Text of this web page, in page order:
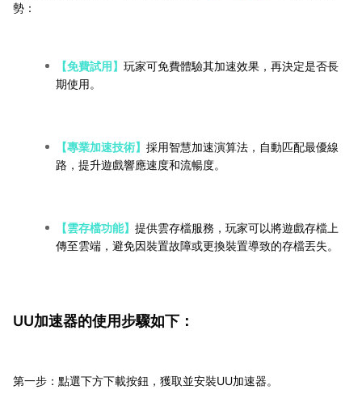
勢：
【免費試用】 玩家可免費體驗其加速效果，再決定是否長
期使用。
【專業加速技術】 採用智慧加速演算法，自動匹配最優線
路，提升遊戲響應速度和流暢度。
【雲存檔功能】 提供雲存檔服務，玩家可以將遊戲存檔上
傳至雲端，避免因裝置故障或更換裝置導致的存檔丟失。
UU加速器的使用步驟如下：
第一步：點選下方下載按鈕，獲取並安裝UU加速器。